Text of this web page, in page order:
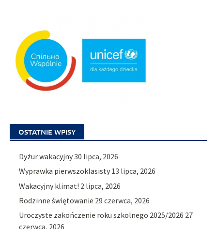
OSTATNIE WPISY
Dyżur wakacyjny30 lipca, 2026
Wyprawka pierwszoklasisty 13 lipca, 2026
Wakacyjny klimat! 2 lipca, 2026
Rodzinne świętowanie 29 czerwca, 2026
Uroczyste zakończenie roku szkolnego 2025/2026 27
czerwca, 2026